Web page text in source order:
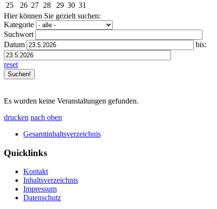
25
26 27 28 29 30 31
Hier können Sie gezielt suchen:
Kategorie
Suchwort
Datum
bis:
reset
Es wurden keine Veranstaltungen gefunden.
drucken nach oben
Gesamtinhaltsverzeichnis
Quicklinks
Kontakt
Inhaltsverzeichnis
Impressum
Datenschutz